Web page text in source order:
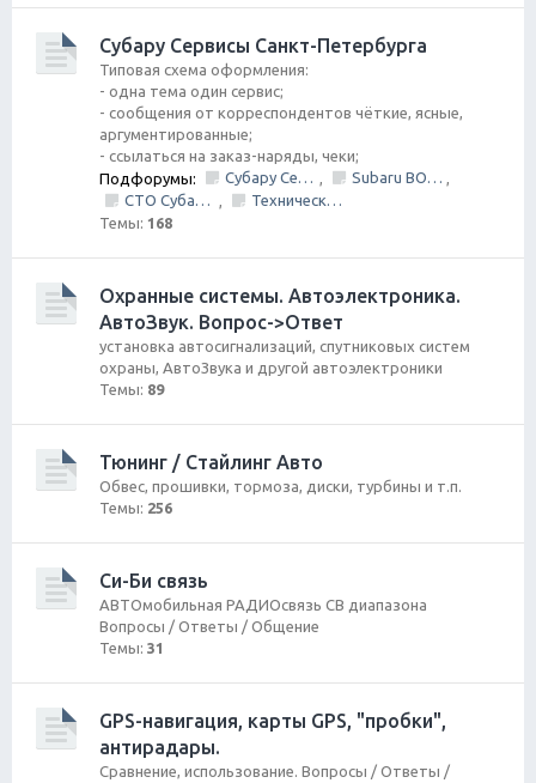
Субару Cервисы Санкт-Петербурга
Типовая схема оформления:
- одна тема один сервис;
- сообщения от корреспондентов чёткие, ясные,
аргументированные;
- ссылаться на заказ-наряды, чеки;
Подфорумы:
Субару Сервис "Созвездие" , Subaru BOX &amp; Donorparts shop
,
СТО Субару (www.stosubaru.ru)
,
Технический центр «PRIDE Motorsport».
Темы: 168
Охранные системы. Автоэлектроника.
АвтоЗвук. Вопрос->Ответ
установка автосигнализаций, спутниковых систем
охраны, АвтоЗвука и другой автоэлектроники
Темы: 89
Тюнинг / Стайлинг Авто
Обвес, прошивки, тормоза, диски, турбины и т.п.
Темы: 256
Си-Би связь
АВТОмобильная РАДИОсвязь СВ диапазона
Вопросы / Ответы / Общение
Темы: 31
GPS-навигация, карты GPS, "пробки",
антирадары.
Сравнение, использование. Вопросы / Ответы /